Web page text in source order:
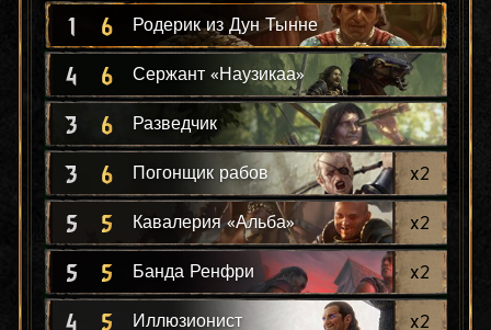
1 6 Родерик из Дун Тынне
4 6 Сержант «Наузикаа»
3 6 Разведчик
3 6 Погонщик рабов x2
5 5 Кавалерия «Альба» x2
5 5 Банда Ренфри x2
4 5 Иллюзионист x2